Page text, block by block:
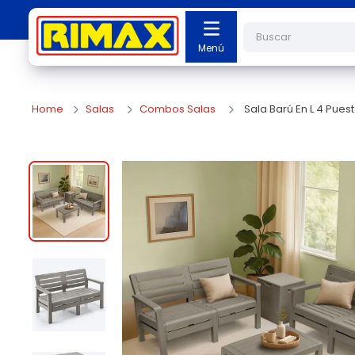
Salas Combos Salas Sala Barú En L 4